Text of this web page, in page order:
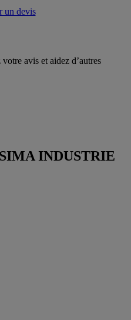
un devis
avis et aidez d’autres
INDUSTRIE